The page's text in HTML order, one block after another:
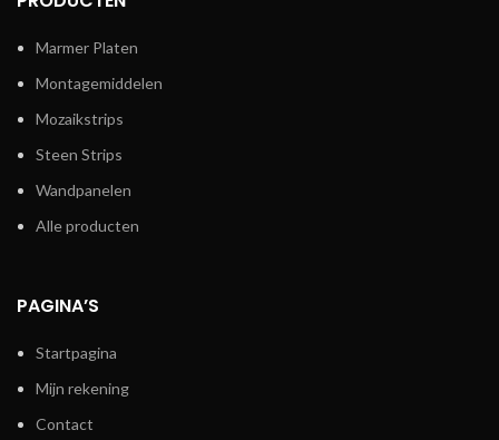
Marmer Platen
Montagemiddelen
Mozaikstrips
Steen Strips
Wandpanelen
Alle producten
PAGINA’S
Startpagina
Mijn rekening
Contact